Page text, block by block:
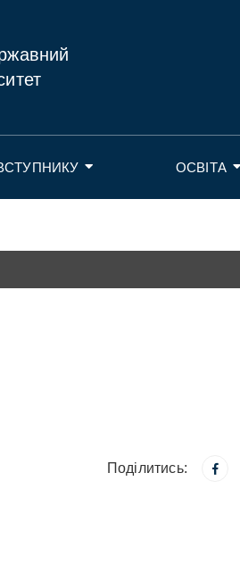
ОСВІТА
Поділитись: